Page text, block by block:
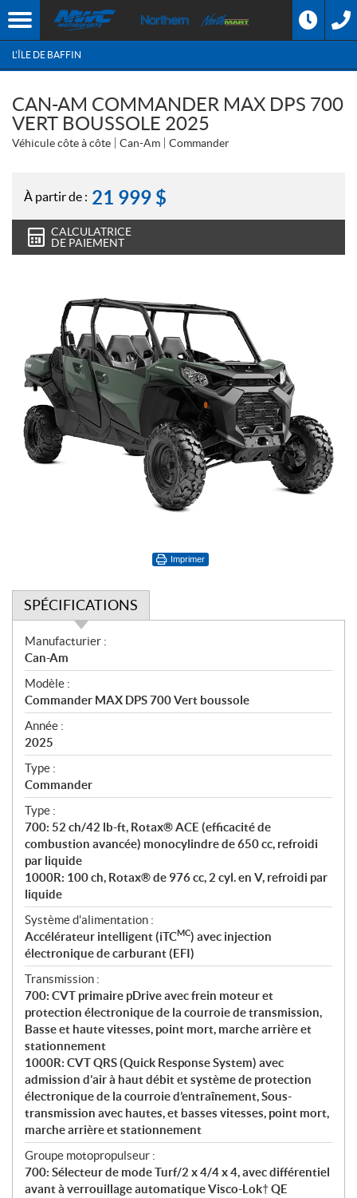
L'ÎLE DE BAFFIN
CAN-AM COMMANDER MAX DPS 700
VERT BOUSSOLE 2025
Véhicule côte à côte Can-Am Commander
À partir de : 21 999 $
CALCULATRICE
DE PAIEMENT
Imprimer
SPÉCIFICATIONS
S
p
é
c
i
f
i
c
a
t
i
o
n
s
Manufacturier :
Can-Am
Modèle :
Commander MAX DPS 700 Vert boussole
Année :
2025
Type :
Commander
Type :
700: 52 ch/42 lb-ft, Rotax® ACE (efficacité de
combustion avancée) monocylindre de 650 cc, refroidi
par liquide
1000R: 100 ch, Rotax® de 976 cc, 2 cyl. en V, refroidi par
liquide
Système d'alimentation :
Accélérateur intelligent (iTCMC) avec injection
électronique de carburant (EFI)
Transmission :
700: CVT primaire pDrive avec frein moteur et
protection électronique de la courroie de transmission,
Basse et haute vitesses, point mort, marche arrière et
stationnement
1000R: CVT QRS (Quick Response System) avec
admission d’air à haut débit et système de protection
électronique de la courroie d’entraînement, Sous-
transmission avec hautes, et basses vitesses, point mort,
marche arrière et stationnement
Groupe motopropulseur :
700: Sélecteur de mode Turf/2 x 4/4 x 4, avec différentiel
avant à verrouillage automatique Visco-Lok† QE